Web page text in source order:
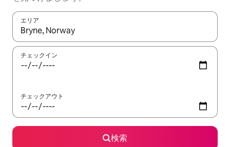
エリア
検索結果が表示されたら、上下の矢印キーを使って移動するか
チェックイン
チェックアウト
検索